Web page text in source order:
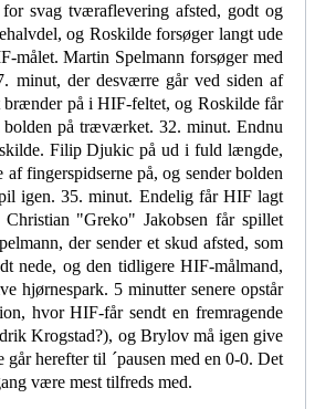
svag tværaflevering afsted, godt og
og Roskilde forsøger langt ude
målet. Martin Spelmann forsøger med
minut, der desværre går ved siden af
brænder på i HIF-feltet, og Roskilde får
bolden på træværket. 32. minut. Endnu
Filip Djukic på ud i fuld længde,
fingerspidserne på, og sender bolden
igen. 35. minut. Endelig får HIF lagt
"Greko" Jakobsen får spillet
der sender et skud afsted, som
nede, og den tidligere HIF-målmand,
hjørnespark. 5 minutter senere opstår
hvor HIF-får sendt en fremragende
Krogstad?), og Brylov må igen give
går herefter til ´pausen med en 0-0. Det
være mest tilfreds med.